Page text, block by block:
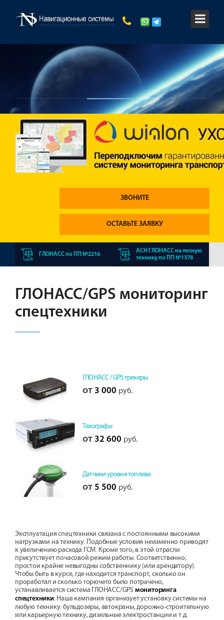
ЗВОНИТЕ
ОСТАВЬТЕ ЗАЯВКУ
ГЛОНАСС по ПП №2216
АСН ГЛОНАСС на лесную
технику по ПП №1378
ГЛОНАСС/GPS мониторинг
спецтехники
ГЛОНАСС / GPS трекеры
от 3 000 руб.
Тахографы
от 32 600 руб.
Датчики уровня топлива
от 5 500 руб.
Эксплуатация спецтехники связана с постоянными высокими
нагрузками на технику. Подобные условия неизменно приводят
к увеличению расхода ГСМ. Кроме того, в этой отрасли
присутствует почасовой режим работы. Соответственно,
простои крайне невыгодны собственнику (или арендатору).
Чтобы быть в курсе, где находится транспорт, сколько он
проработал и сколько горючего было потрачено,
устанавливается система ГЛОНАСС/GPS мониторинга
спецтехники. Наша кампания организует установку системы на
любую технику: бульдозеры, автокраны, дорожно-строительную
или карьерную технику, дизельные электростанции и т.д.